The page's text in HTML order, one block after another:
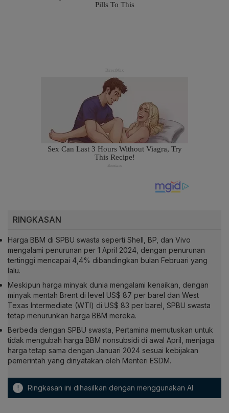
RINGKASAN
Harga BBM di SPBU swasta seperti Shell, BP, dan Vivo
mengalami penurunan per 1 April 2024, dengan penurunan
tertinggi mencapai 4,4% dibandingkan bulan Februari yang
lalu.
Meskipun harga minyak dunia mengalami kenaikan, dengan
minyak mentah Brent di level US$ 87 per barel dan West
Texas Intermediate (WTI) di US$ 83 per barel, SPBU swasta
tetap menurunkan harga BBM mereka.
Berbeda dengan SPBU swasta, Pertamina memutuskan untuk
tidak mengubah harga BBM nonsubsidi di awal April, menjaga
harga tetap sama dengan Januari 2024 sesuai kebijakan
pemerintah yang dinyatakan oleh Menteri ESDM.
! Ringkasan ini dihasilkan dengan menggunakan AI